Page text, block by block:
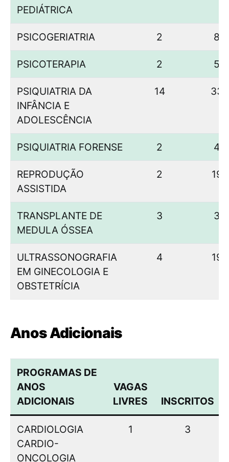
PEDIÁTRICA
PSICOGERIATRIA 2 8
PSICOTERAPIA 2 5
PSIQUIATRIA DA
INFÂNCIA E
ADOLESCÊNCIA
14 33
PSIQUIATRIA FORENSE 2 4
REPRODUÇÃO
ASSISTIDA
2 19
TRANSPLANTE DE
MEDULA ÓSSEA
3 3
ULTRASSONOGRAFIA
EM GINECOLOGIA E
OBSTETRÍCIA
4 19
Anos Adicionais
PROGRAMAS DE
ANOS
ADICIONAIS
VAGAS
LIVRES
INSCRITOS
CARDIOLOGIA
CARDIO-
ONCOLOGIA
1 3